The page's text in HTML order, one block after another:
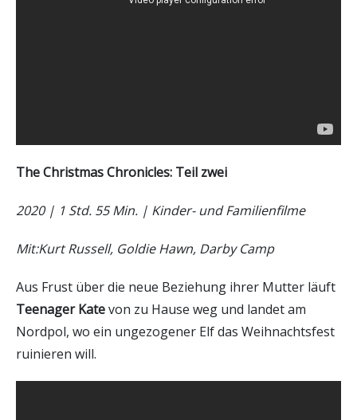
The Christmas Chronicles: Teil zwei
2020 | 1 Std. 55 Min. | Kinder- und Familienfilme
Mit:Kurt Russell, Goldie Hawn, Darby Camp
Aus Frust über die neue Beziehung ihrer Mutter läuft
Teenager Katevon zu Hause weg und landet am
Nordpol, wo ein ungezogener Elf das Weihnachtsfest
ruinieren will.